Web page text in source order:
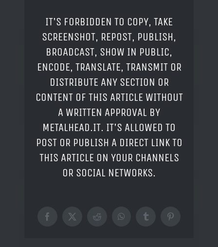
IT'S FORBIDDEN TO COPY, TAKE
SCREENSHOT, REPOST, PUBLISH,
BROADCAST, SHOW IN PUBLIC,
ENCODE, TRANSLATE, TRANSMIT OR
DISTRIBUTE ANY SECTION OR
CONTENT OF THIS ARTICLE WITHOUT
A WRITTEN APPROVAL BY
METALHEAD.IT. IT'S ALLOWED TO
POST OR PUBLISH A DIRECT LINK TO
THIS ARTICLE ON YOUR CHANNELS
OR SOCIAL NETWORKS.
Facebook
X RedditWhatsAppTumblrPinterest